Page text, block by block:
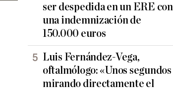
ser despedida en un ERE con
una indemnización de
150.000 euros
Luis Fernández-Vega,
oftalmólogo: «Unos segundos
mirando directamente el